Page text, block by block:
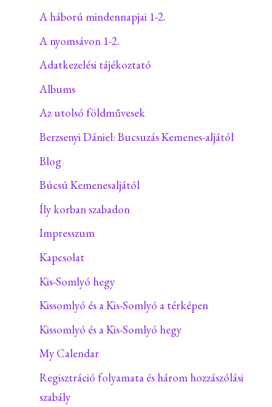
A háború mindennapjai 1-2.
A nyomsávon 1-2.
Adatkezelési tájékoztató
Albums
Az utolsó földművesek
Berzsenyi Dániel: Bucsuzás Kemenes-aljától
Blog
Búcsú Kemenesaljától
Íly korban szabadon
Impresszum
Kapcsolat
Kis-Somlyó hegy
Kissomlyó és a Kis-Somlyó a térképen
Kissomlyó és a Kis-Somlyó hegy
My Calendar
Regisztráció folyamata és három hozzászólási
szabály